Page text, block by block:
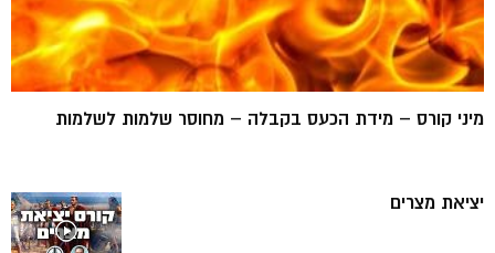
מיני קורס – מידת הכעס בקבלה – מחוסר שלמות לשלמות
יציאת מצרים